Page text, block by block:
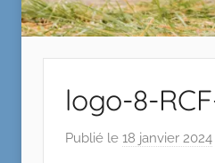
logo-8-
Publié le 18 janvier 2024